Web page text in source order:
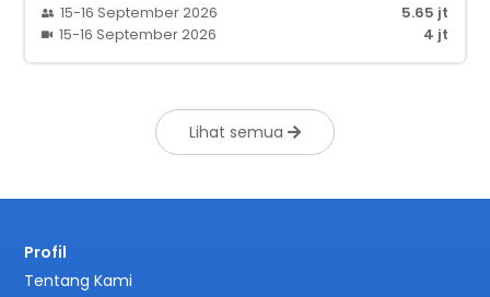
15-16 September 2026
5.65 jt
15-16 September 2026
4 jt
Lihat semua
Profil
Tentang Kami